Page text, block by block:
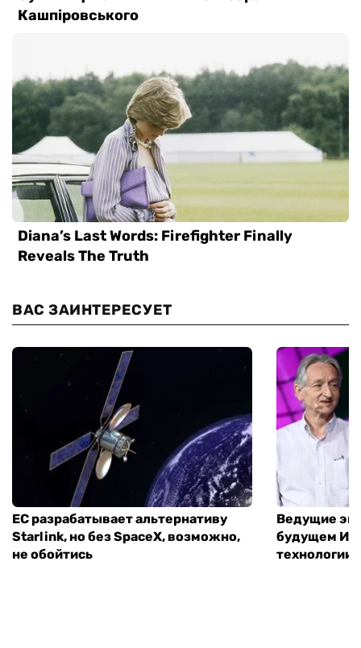
ВАС ЗАИНТЕРЕСУЕТ
ЕС разрабатывает альтернативу
Starlink, но без SpaceX, возможно,
не обойтись
Ведущие
будущем
технологии